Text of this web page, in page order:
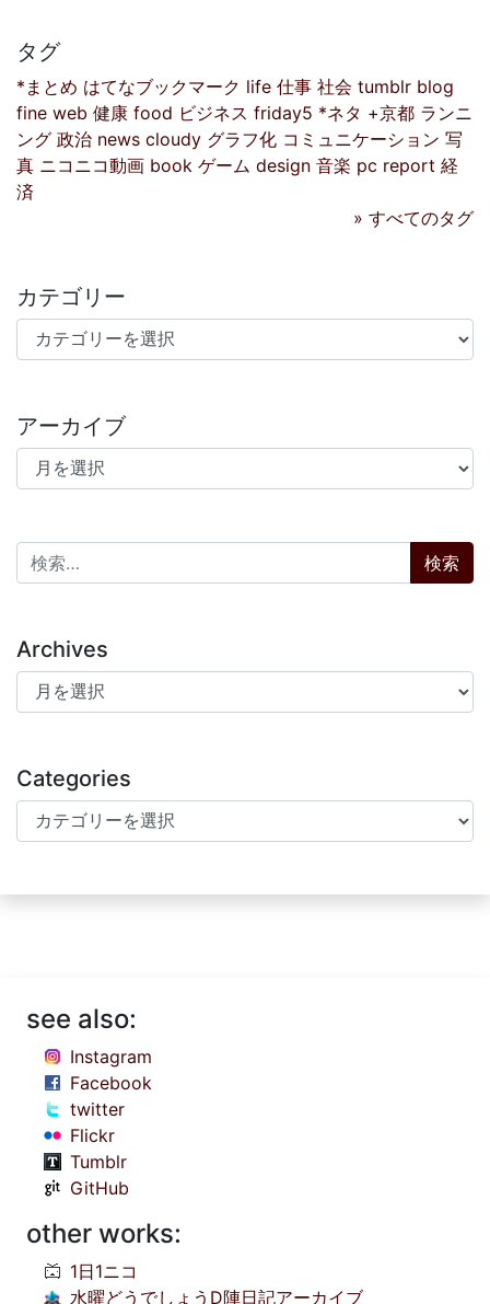
タグ
*まとめ はてなブックマーク life 仕事 社会 tumblr blog
fine web 健康 food ビジネス friday5 *ネタ +京都 ランニ
ング 政治 news cloudy グラフ化 コミュニケーション 写
真 ニコニコ動画 book ゲーム design 音楽 pc report 経
済
» すべてのタグ
カテゴリー
カテゴリー
アーカイブ
アーカイブ
検索:
Archives
Archives
Categories
Categories
see also:
Instagram
Facebook
twitter
Flickr
Tumblr
GitHub
other works:
1日1ニコ
水曜どうでしょうD陣日記アーカイブ